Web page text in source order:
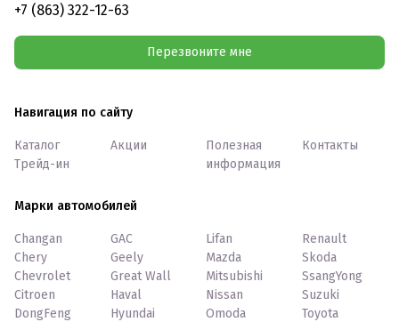
+7 (863) 322-12-63
Перезвоните мне
Навигация по сайту
Каталог
Трейд-ин
Акции
Полезная
информация
Контакты
Марки автомобилей
Changan
Chery
Chevrolet
Citroen
DongFeng
GAC
Geely
Great Wall
Haval
Hyundai
Lifan
Mazda
Mitsubishi
Nissan
Omoda
Renault
Skoda
SsangYong
Suzuki
Toyota